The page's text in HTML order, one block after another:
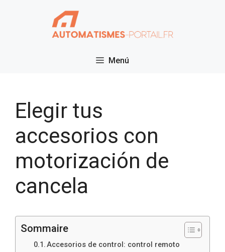
Menú
Elegir tus
accesorios con
motorización de
cancela
Sommaire
Accesorios de control: control remoto